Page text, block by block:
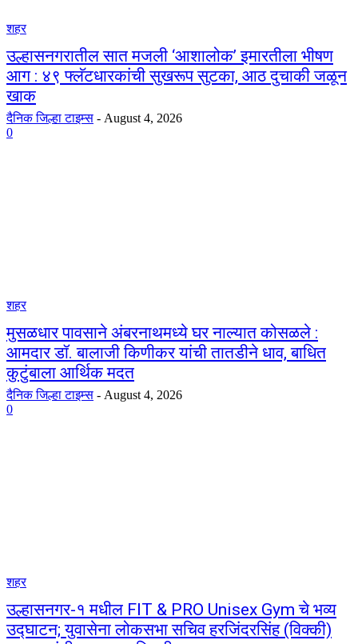
शहर
उल्हासनगरातील सात मजली ‘आशालोक’ इमारतीला भीषण
आग : ४९ फ्लॅटधारकांची सुखरूप सुटका, आठ दुचाकी जळून
खाक
दैनिक जिल्हा टाइम्स - August 4, 2026
0
शहर
मुसळधार पावसाने अंबरनाथमध्ये घर नाल्यात कोसळले :
आमदार डॉ. बालाजी किणीकर यांची तातडीने धाव, बाधित
कुटुंबाला आर्थिक मदत
दैनिक जिल्हा टाइम्स - August 4, 2026
0
शहर
उल्हासनगर-१ मधील FIT & PRO Unisex Gym चे भव्य
उद्घाटन; युवासेना लोकसभा सचिव हरजिंदरसिंह (विक्की)